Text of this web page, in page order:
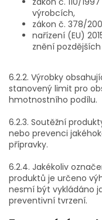
výrobcích,
zákon č. 378/
nařízení (EU)
znění
6.2.2. Výrobky
stanovený limit pro
hmotnostního podílu.
6.2.3. Soutěžní
nebo prevenci
přípravky.
6.2.4. Jakékoliv
produktů je určeno
nesmí být vykládáno
preventivní tvrzení.